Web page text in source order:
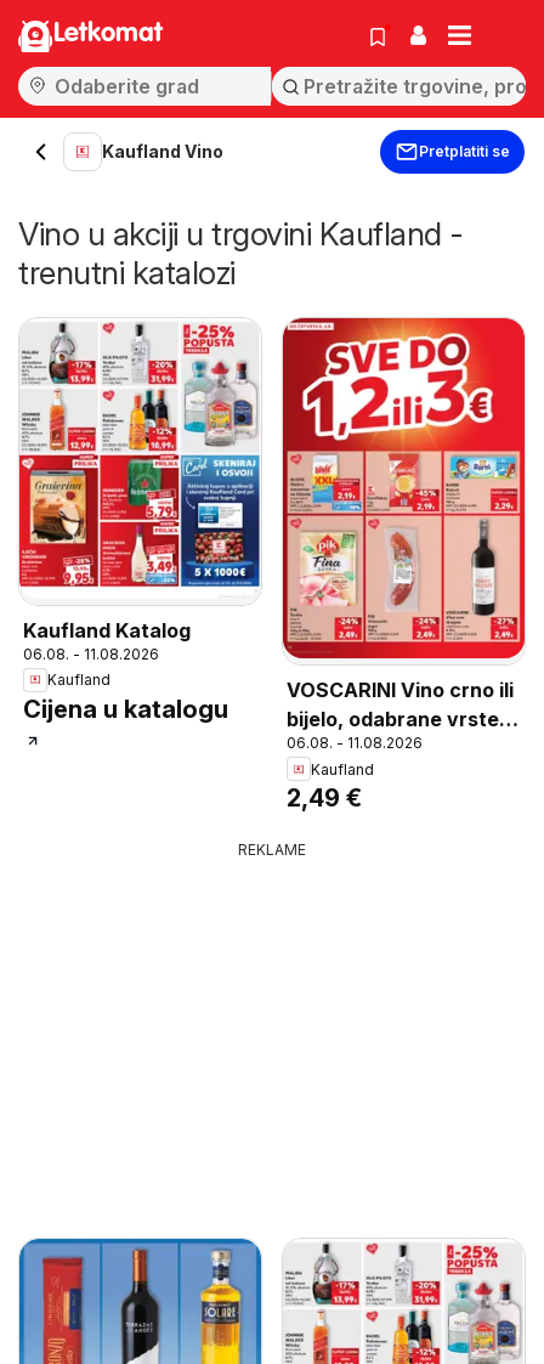
Letkomat
Kaufland Vino Pretplatiti se
Vino u akciji u trgovini Kaufland -
trenutni katalozi
Kaufland Katalog
06.08. - 11.08.2026
Kaufland
Cijena u katalogu
VOSCARINI Vino crno ili
bijelo, odabrane vrste
0,75 L
06.08. - 11.08.2026
Kaufland
2,49 €
REKLAME